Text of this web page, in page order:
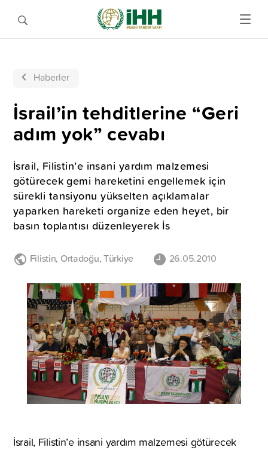
Haberler
İsrail’in tehditlerine “Geri
adım yok” cevabı
İsrail, Filistin’e insani yardım malzemesi
götürecek gemi hareketini engellemek için
sürekli tansiyonu yükselten açıklamalar
yaparken hareketi organize eden heyet, bir
basın toplantısı düzenleyerek İs
Filistin, Ortadoğu,Türkiye 26.05.2010
İsrail, Filistin’e insani yardım malzemesi götürecek